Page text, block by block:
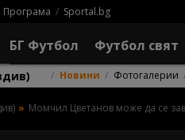
Програма Sportal.bg
БГ Футбол Футбол свят
Новини Фотогалерии
Момчил Цветанов може да се